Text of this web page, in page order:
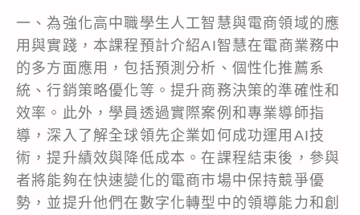
一、為強化高中職學生人工智慧與電商領域的應
用與實踐，本課程預計介紹AI智慧在電商業務中
的多方面應用，包括預測分析、個性化推薦系
統、行銷策略優化等。提升商務決策的準確性和
效率。此外，學員透過實際案例和專業導師指
導，深入了解全球領先企業如何成功運用AI技
術，提升績效與降低成本。在課程結束後，參與
者將能夠在快速變化的電商市場中保持競爭優
勢，並提升他們在數字化轉型中的領導能力和創